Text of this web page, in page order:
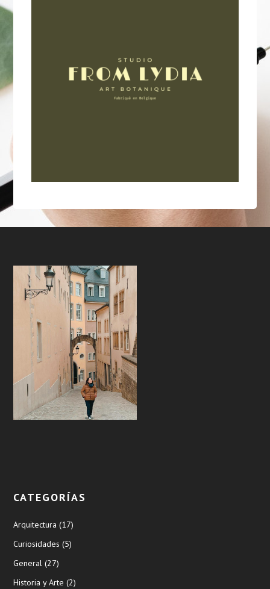
CATEGORÍAS
Arquitectura (17)
Curiosidades (5)
General (27)
Historia y Arte (2)